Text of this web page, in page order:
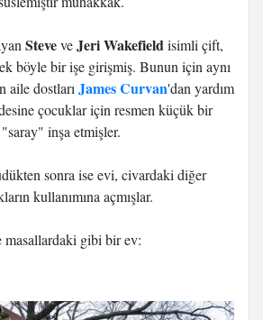
SteveveJeri Wakefield isimli çift,
böyle bir işe girişmiş. Bunun için aynı
aile dostları James Curvan'dan yardım
çocuklar için resmen küçük bir
"saray" inşa etmişler.
sonra ise evi, civardaki diğer
kullanımına açmışlar.
masallardaki gibi bir ev: